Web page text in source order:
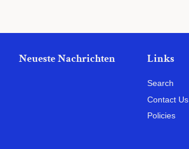
Neueste Nachrichten Links
Search
Contact Us
Policies